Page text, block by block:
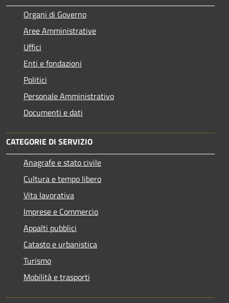
Organi di Governo
Aree Amministrative
Uffici
Enti e fondazioni
Politici
Personale Amministrativo
Documenti e dati
CATEGORIE DI SERVIZIO
Anagrafe e stato civile
Cultura e tempo libero
Vita lavorativa
Imprese e Commercio
Appalti pubblici
Catasto e urbanistica
Turismo
Mobilità e trasporti